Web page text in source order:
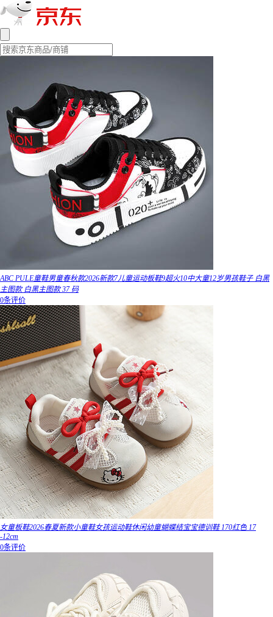
ABC PULE童鞋男童春秋款2026新款7儿童运动板鞋9超火10中大童12岁男孩鞋子 白黑
主图款 白黑主图款 37 码
0条评价
女童板鞋2026春夏新款小童鞋女孩运动鞋休闲幼童蝴蝶结宝宝德训鞋 170红色 17
-12cm
0条评价